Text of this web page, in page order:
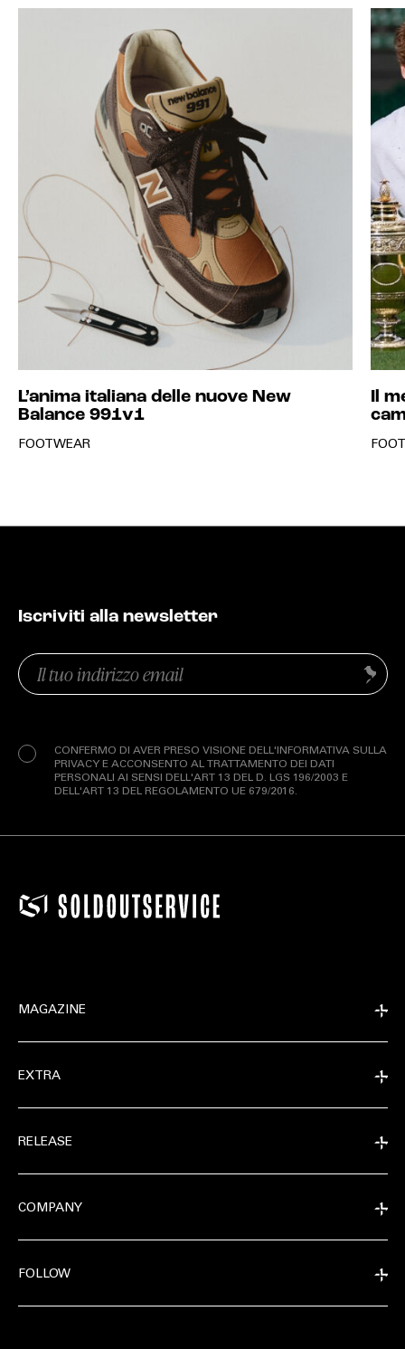
L’anima italiana delle nuove New
Balance 991v1
FOOTWEAR
Il
Iscriviti alla newsletter
Email
(Obbligatorio)
CONFERMO DI AVER PRESO VISIONE DELL'INFORMATIVA SULLA
PRIVACY E ACCONSENTO AL TRATTAMENTO DEI DATI
PERSONALI AI SENSI DELL'ART 13 DEL D. LGS 196/2003 E
DELL'ART 13 DEL REGOLAMENTO UE 679/2016.
Invia
MAGAZINE
EXTRA
RELEASE
COMPANY
FOLLOW